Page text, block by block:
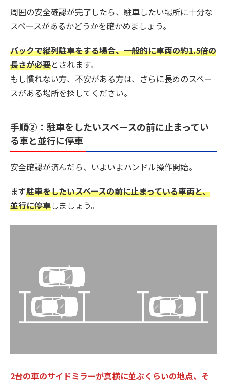
周囲の安全確認が完了したら、駐車したい場所に十分な
スペースがあるかどうかを確かめましょう。
バックで縦列駐車をする場合、一般的に車両の約1.5倍の
長さが必要とされます。
もし慣れない方、不安がある方は、さらに長めのスペー
スがある場所を探してください。
手順②：駐車をしたいスペースの前に止まってい
る車と並行に停車
安全確認が済んだら、いよいよハンドル操作開始。
まず駐車をしたいスペースの前に止まっている車両と、
並行に停車しましょう。
2台の車のサイドミラーが真横に並ぶくらいの地点、そ